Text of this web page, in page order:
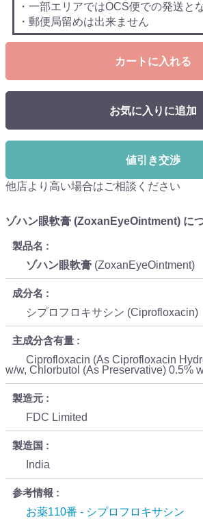
・一部エリアではOCS便での発送と
・郵便局留めは出来ません
カートに入れる
お気に入りに追加
値引き交渉
他店より高い場合はご相談ください
ゾハン眼軟膏 (ZoxanEyeOintment) に
製品名
ゾハン眼軟膏 (ZoxanEyeOintment)
成分名
シプロフロキサシン (Ciprofloxacin)
主成分含有量
Ciprofloxacin (As Ciprofloxacin
w/w, Chlorbutol (As Preservative) 0.5%
製造元
FDC Limited
製造国
India
参考情報
お薬110番 - シプロフロキサシン